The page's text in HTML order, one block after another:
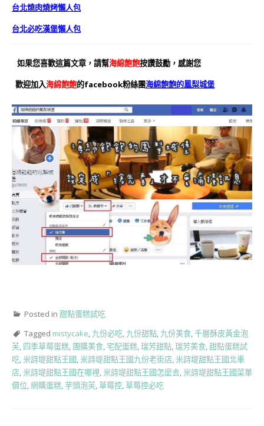
台北燒肉燒烤懶人包
台北必吃漢堡懶人包
如果您喜歡這篇文章，請幫海綿飽飽按讚鼓勵，感謝您
歡迎加入海綿飽飽的facebook粉絲團海綿飽飽的鳳梨城堡
Posted in 甜點蛋糕試吃
Tagged mistycake, 九份必吃, 九份甜點, 九份美食,千層酥皮黃金泡
芙, 四季草莓蛋糕, 團購美食, 宅配蛋糕,瑞芳甜點,瑞芳美食,甜點蛋糕試
吃,米詩堤甜點王國,米詩堤甜點王國九份老街店,米詩堤甜點王國北車
店,米詩堤甜點王國在哪裡,米詩堤甜點王國怎麼去,米詩堤甜點王國菜單
價位,網購蛋糕,芋頭泡芙,草莓控,草莓控必吃